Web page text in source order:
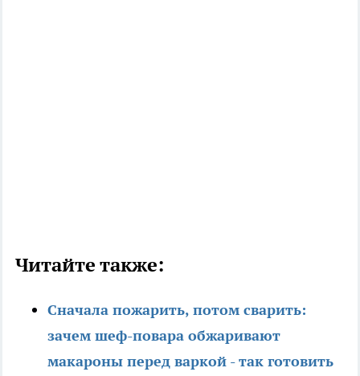
Читайте также:
Сначала пожарить, потом сварить:
зачем шеф-повара обжаривают
макароны перед варкой - так готовить